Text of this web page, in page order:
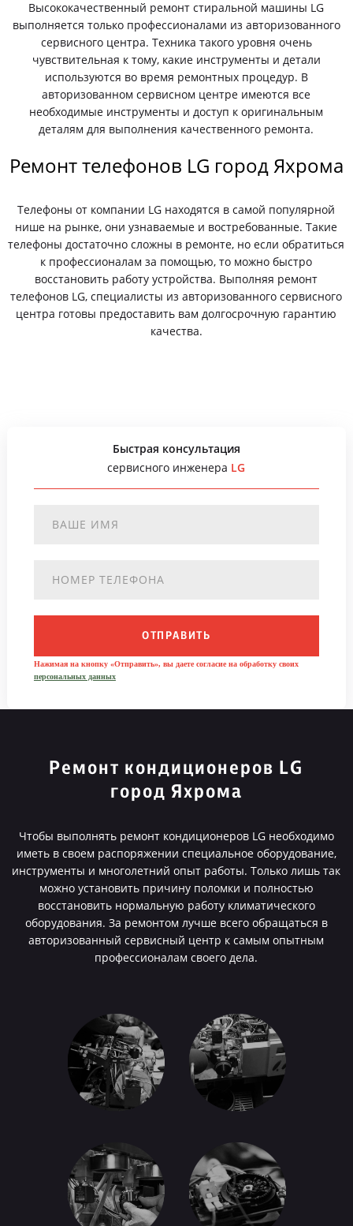
Высококачественный ремонт стиральной машины LG
выполняется только профессионалами из авторизованного
сервисного центра. Техника такого уровня очень
чувствительная к тому, какие инструменты и детали
используются во время ремонтных процедур. В
авторизованном сервисном центре имеются все
необходимые инструменты и доступ к оригинальным
деталям для выполнения качественного ремонта.
Ремонт телефонов LG город Яхрома
Телефоны от компании LG находятся в самой популярной
нише на рынке, они узнаваемые и востребованные. Такие
телефоны достаточно сложны в ремонте, но если обратиться
к профессионалам за помощью, то можно быстро
восстановить работу устройства. Выполняя ремонт
телефонов LG, специалисты из авторизованного сервисного
центра готовы предоставить вам долгосрочную гарантию
качества.
Быстрая консультация
сервисного инженера LG
ОТПРАВИТЬ
Нажимая на кнопку «Отправить», вы даете согласие на обработку своих
персональных данных
Ремонт кондиционеров LG
город Яхрома
Чтобы выполнять ремонт кондиционеров LG необходимо
иметь в своем распоряжении специальное оборудование,
инструменты и многолетний опыт работы. Только лишь так
можно установить причину поломки и полностью
восстановить нормальную работу климатического
оборудования. За ремонтом лучше всего обращаться в
авторизованный сервисный центр к самым опытным
профессионалам своего дела.